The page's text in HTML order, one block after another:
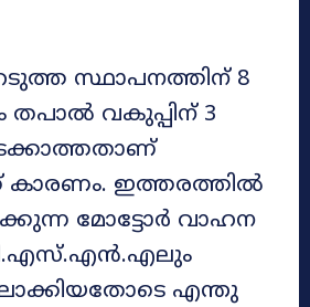
സ്ഥാപനത്തിന് 8
വകുപ്പിന് 3
കാരണം. ഇത്തരത്തിൽ
മോട്ടോർ വാഹന
എന്തു